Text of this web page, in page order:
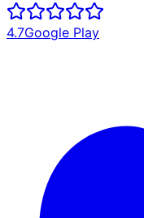
4.7Google Play